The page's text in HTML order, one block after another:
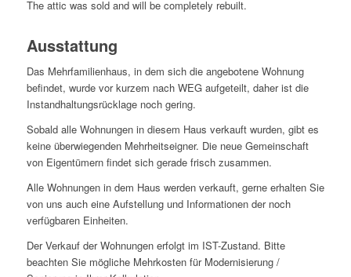
The attic was sold and will be completely rebuilt.
Ausstattung
Das Mehrfamilienhaus, in dem sich die angebotene Wohnung
befindet, wurde vor kurzem nach WEG aufgeteilt, daher ist die
Instandhaltungsrücklage noch gering.
Sobald alle Wohnungen in diesem Haus verkauft wurden, gibt es
keine überwiegenden Mehrheitseigner. Die neue Gemeinschaft
von Eigentümern findet sich gerade frisch zusammen.
Alle Wohnungen in dem Haus werden verkauft, gerne erhalten Sie
von uns auch eine Aufstellung und Informationen der noch
verfügbaren Einheiten.
Der Verkauf der Wohnungen erfolgt im IST-Zustand. Bitte
beachten Sie mögliche Mehrkosten für Modernisierung /